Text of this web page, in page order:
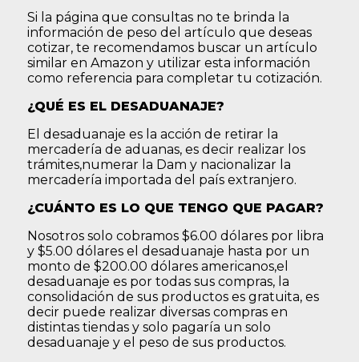
Si la página que consultas no te brinda la
información de peso del artículo que deseas
cotizar, te recomendamos buscar un artículo
similar en Amazon y utilizar esta información
como referencia para completar tu cotización.
¿QUÉ ES EL DESADUANAJE?
El desaduanaje es la acción de retirar la
mercadería de aduanas, es decir realizar los
trámites,numerar la Dam y nacionalizar la
mercadería importada del país extranjero.
¿CUÁNTO ES LO QUE TENGO QUE PAGAR?
Nosotros solo cobramos $6.00 dólares por libra
y $5.00 dólares el desaduanaje hasta por un
monto de $200.00 dólares americanos,el
desaduanaje es por todas sus compras, la
consolidación de sus productos es gratuita, es
decir puede realizar diversas compras en
distintas tiendas y solo pagaría un solo
desaduanaje y el peso de sus productos.